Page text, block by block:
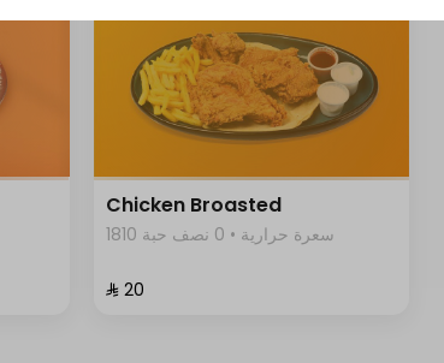
Chicken Broasted
1810 سعرة حرارية • 0 نصف حبة
⁨⁦‪‬ 20⁩